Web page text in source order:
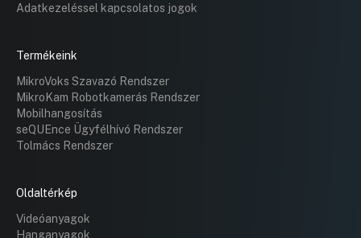
Adatkezeléssel kapcsolatos jogok
Termékeink
MikroVoks Szavazó Rendszer
MikroKam Robotkamerás Rendszer
Mobilhangosítás
seQUEnce Ügyfélhívó Rendszer
Tolmács Rendszer
Oldaltérkép
Videóanyagok
Hanganyagok